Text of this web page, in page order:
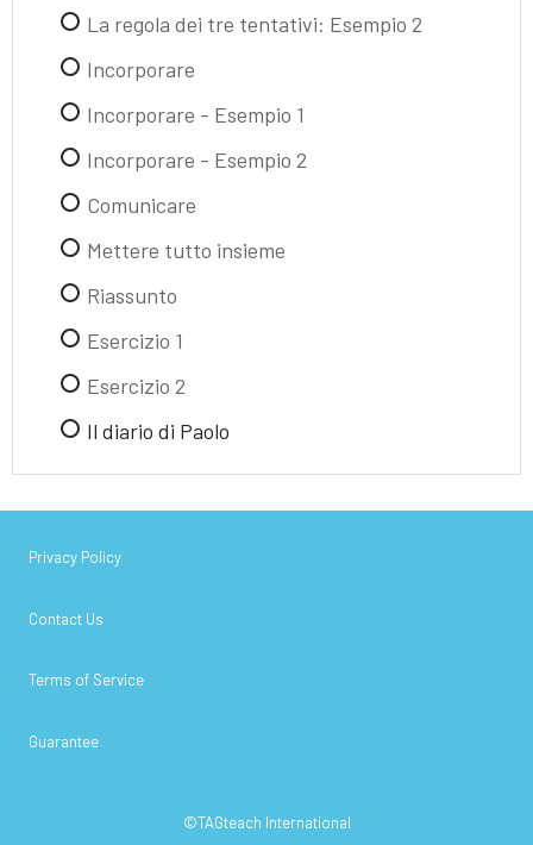
La regola dei tre tentativi: Esempio 2
Incorporare
Incorporare - Esempio 1
Incorporare - Esempio 2
Comunicare
Mettere tutto insieme
Riassunto
Esercizio 1
Esercizio 2
Il diario di Paolo
Privacy Policy
Contact Us
Terms of Service
Guarantee
©TAGteach International